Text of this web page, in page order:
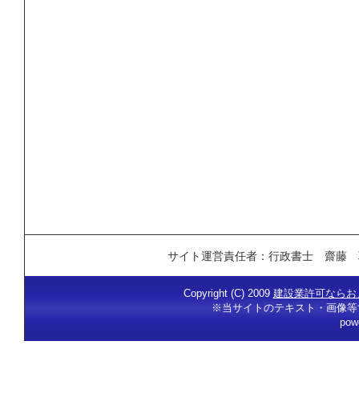
サイト運営責任者：行政書士 齋藤
Copyright (C) 2009 建設業許可なら
※当サイトのテキスト・画像